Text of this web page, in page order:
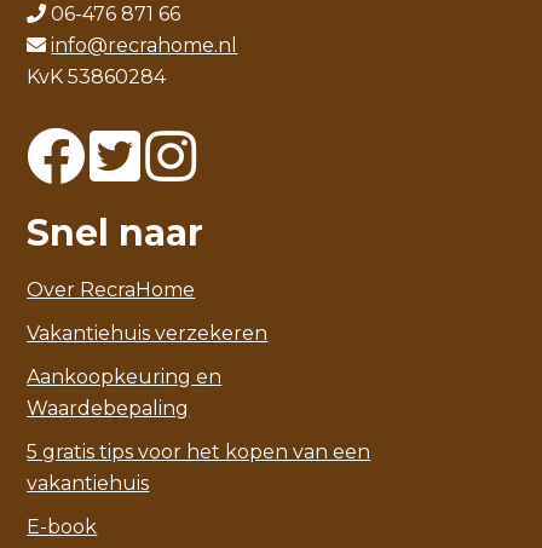
06-476 871 66
info@recrahome.nl
KvK 53860284
Snel naar
Over RecraHome
Vakantiehuis verzekeren
Aankoopkeuring en
Waardebepaling
5 gratis tips voor het kopen van een
vakantiehuis
E-book